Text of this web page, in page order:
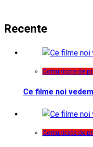
Recente
Comunicate de
Ce filme noi
Comunicate de